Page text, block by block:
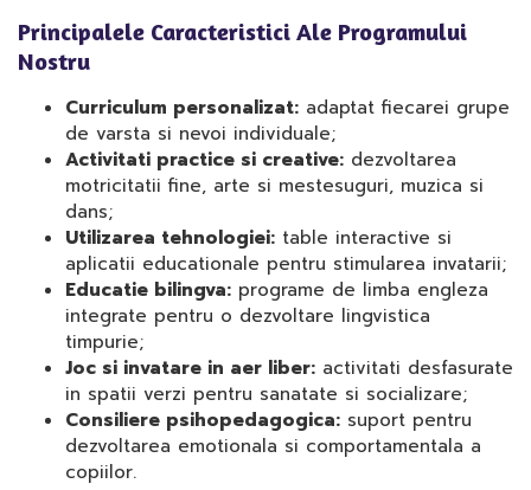
Principalele Caracteristici Ale Programului
Nostru
Curriculum personalizat: adaptat fiecarei grupe
de varsta si nevoi individuale;
Activitati practice si creative: dezvoltarea
motricitatii fine, arte si mestesuguri, muzica si
dans;
Utilizarea tehnologiei: table interactive si
aplicatii educationale pentru stimularea invatarii;
Educatie bilingva: programe de limba engleza
integrate pentru o dezvoltare lingvistica
timpurie;
Joc si invatare in aer liber: activitati desfasurate
in spatii verzi pentru sanatate si socializare;
Consiliere psihopedagogica: suport pentru
dezvoltarea emotionala si comportamentala a
copiilor.